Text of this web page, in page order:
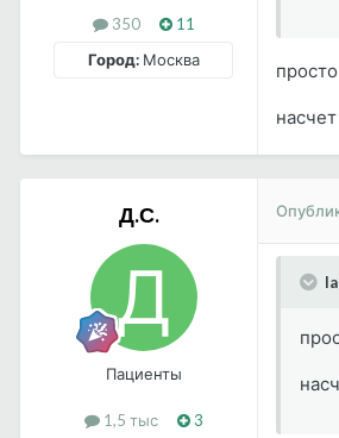
350
11
Город:Москва
Д.С.
Пациенты
1,5 тыс
3